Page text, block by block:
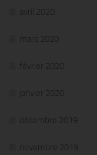
avril 2020
mars 2020
février 2020
janvier 2020
décembre 2019
novembre 2019